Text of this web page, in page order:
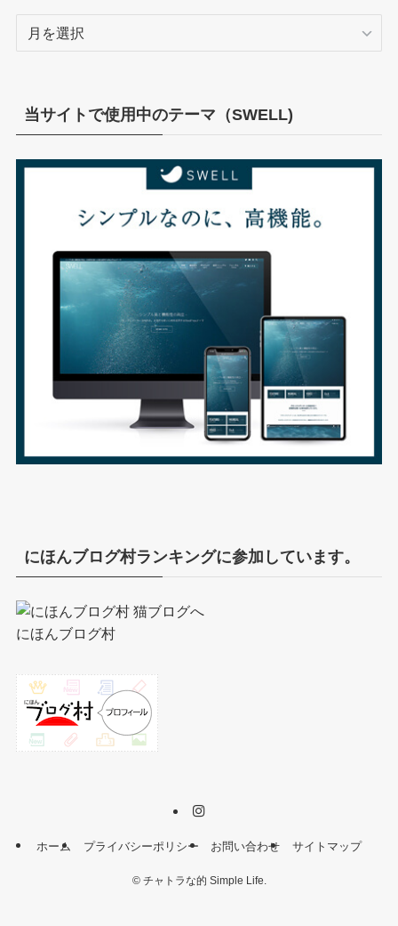
ブ当サイトで使用中のテーマ（SWELL)
にほんブログ村ランキングに参加しています。
にほんブログ村
ホーム プライバシーポリシー お問い合わせ サイトマップ
©チャトラな的 Simple Life.